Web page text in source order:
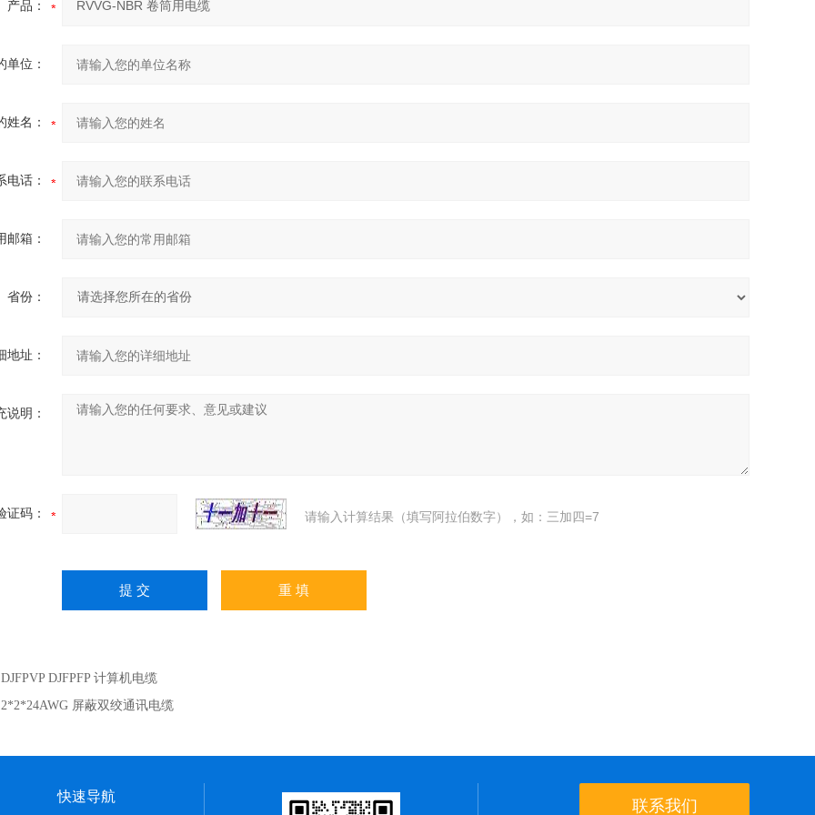
产品：
单位：
姓名：
电话：
邮箱：
省份：
地址：
说明：
证码： 请输入计算结果（填写阿拉伯数字），如：三加四=7
DJFPVP DJFPFP 计算机电缆
2*2*24AWG 屏蔽双绞通讯电缆
快速导航
联系我们